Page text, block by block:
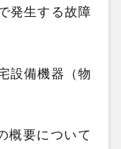
発生する故障
設備機器（物
概要について